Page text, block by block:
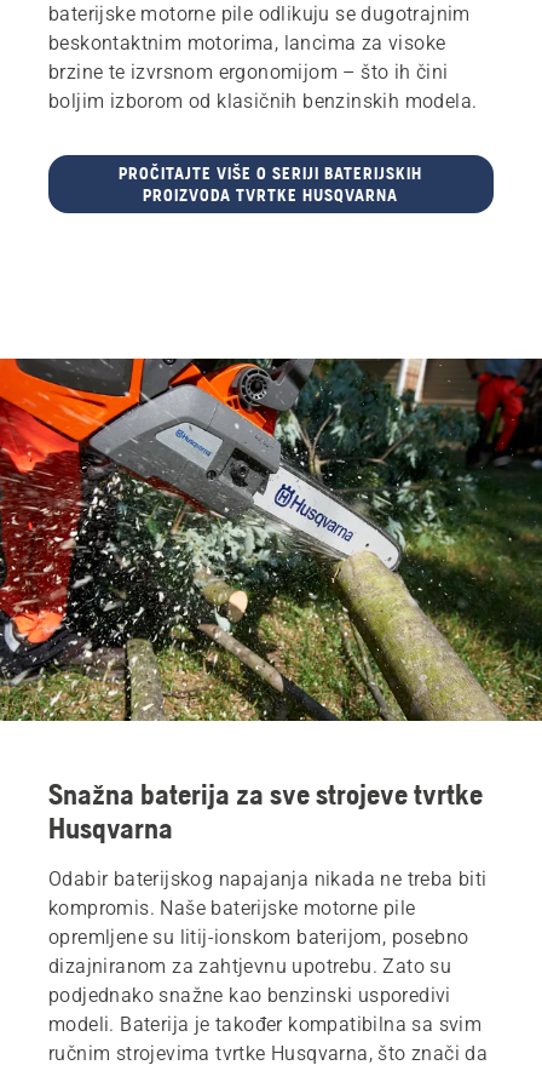
baterijske motorne pile odlikuju se dugotrajnim
beskontaktnim motorima, lancima za visoke
brzine te izvrsnom ergonomijom – što ih čini
boljim izborom od klasičnih benzinskih modela.
PROČITAJTE VIŠE O SERIJI BATERIJSKIH
PROIZVODA TVRTKE HUSQVARNA
Snažna baterija za sve strojeve tvrtke
Husqvarna
Odabir baterijskog napajanja nikada ne treba biti
kompromis. Naše baterijske motorne pile
opremljene su litij-ionskom baterijom, posebno
dizajniranom za zahtjevnu upotrebu. Zato su
podjednako snažne kao benzinski usporedivi
modeli. Baterija je također kompatibilna sa svim
ručnim strojevima tvrtke Husqvarna, što znači da